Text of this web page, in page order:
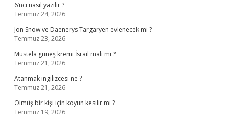
6’ncı nasıl yazılır ?
Temmuz 24, 2026
Jon Snow ve Daenerys Targaryen evlenecek mi ?
Temmuz 23, 2026
Mustela güneş kremi İsrail malı mı ?
Temmuz 21, 2026
Atanmak ingilizcesi ne ?
Temmuz 21, 2026
Ölmüş bir kişi için koyun kesilir mi ?
Temmuz 19, 2026